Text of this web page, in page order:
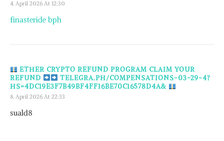
4. April 2026 At 12:30
finasteride bph
ETHER CRYPTO REFUND PROGRAM CLAIM YOUR
REFUND
TELEGRA.PH/COMPENSATIONS-03-29-4?
HS=4DC19E3F7B49BF4FF16BE70C16578D4A&
8. April 2026 At 22:33
suald8